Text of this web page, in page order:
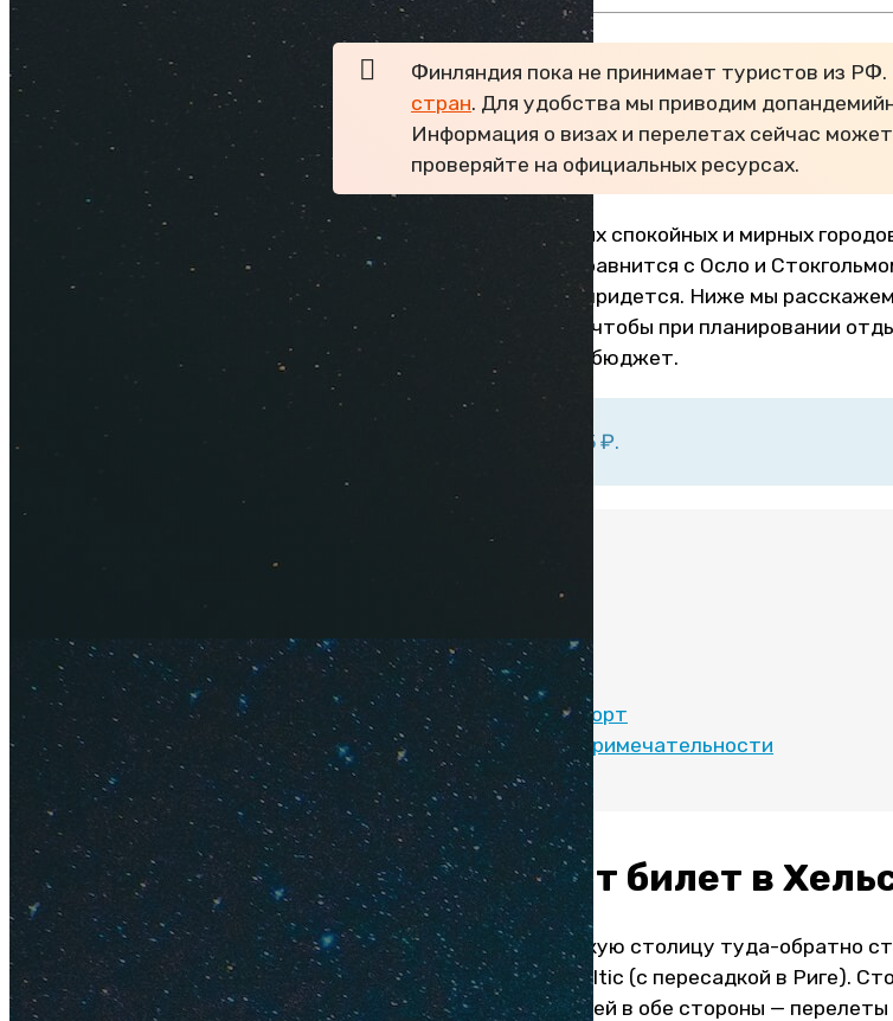
Финляндия пока не принимает туристов из
стран. Для удобства мы приводим
Информация о визах и перелетах сейчас
проверяйте на официальных ресурсах.
Хельсинки — один из самых спокойных и мирных
дорогих. Конечно, он не сравнится с Осло и
раскошелиться туристу придется. Ниже мы
и транспорт в 2022 году, чтобы при планировании
правильно распределить бюджет.
Курс валют: 1 евро ≈ 85 ₽.
Цены на еду
Цены на отели
Цены на транспорт
Цены на достопримечательности
Сколько стоит билет в
Билетиз Москвыв финскую столицу туда-обратно
слетать предлагает airBaltic (с пересадкой в Риге).
начинается от 11000 рублей в обе стороны —